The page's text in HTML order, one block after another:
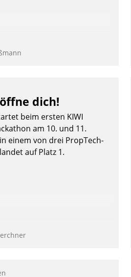
dich!
beim ersten KIWI
am 10. und 11.
einem von drei PropTech-
auf Platz 1.